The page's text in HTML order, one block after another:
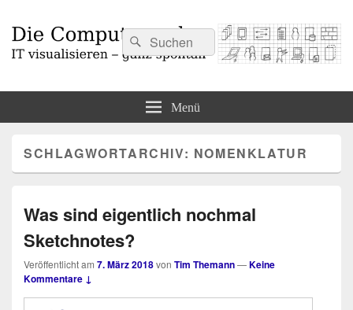
Suchen
nach:
Suchen
Menü
SCHLAGWORTARCHIV: NOMENKLATUR
Was sind eigentlich nochmal
Sketchnotes?
Veröffentlicht am 7. März 2018von Tim Themann—Keine
Kommentare ↓